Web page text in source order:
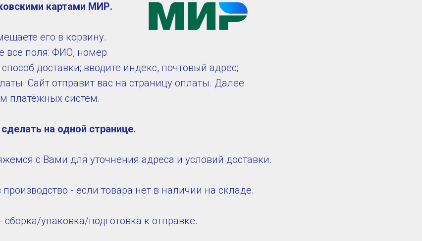
картами МИР.
его в корзину.
все поля: ФИО, номер
доставки; вводите индекс, почтовый адрес;
Сайт отправит вас на страницу оплаты. Далее
платёжных систем.
на одной странице.
с Вами для уточнения адреса и условий доставки.
- если товара нет в наличии на складе.
упаковка/подготовка к отправке.